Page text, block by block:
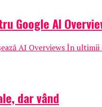
Google AI
AI Overviews În
dar vând